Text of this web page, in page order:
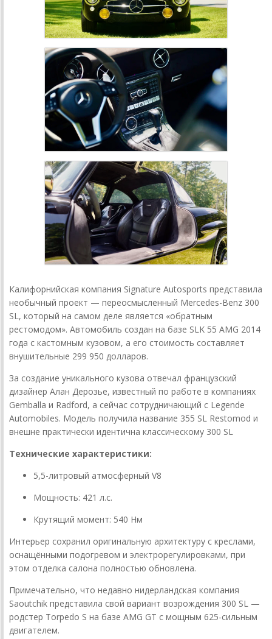
Калифорнийская компания Signature Autosports представила
необычный проект — переосмысленный Mercedes-Benz 300
SL, который на самом деле является «обратным
рестомодом». Автомобиль создан на базе SLK 55 AMG 2014
года с кастомным кузовом, а его стоимость составляет
внушительные 299 950 долларов.
За создание уникального кузова отвечал французский
дизайнер Алан Дерозье, известный по работе в компаниях
Gemballa и Radford, а сейчас сотрудничающий с Legende
Automobiles. Модель получила название 355 SL Restomod и
внешне практически идентична классическому 300 SL
Технические характеристики:
5,5-литровый атмосферный V8
Мощность: 421 л.с.
Крутящий момент: 540 Нм
Интерьер сохранил оригинальную архитектуру с креслами,
оснащёнными подогревом и электрорегулировками, при
этом отделка салона полностью обновлена.
Примечательно, что недавно нидерландская компания
Saoutchik представила свой вариант возрождения 300 SL —
родстер Torpedo S на базе AMG GT с мощным 625-сильным
двигателем.